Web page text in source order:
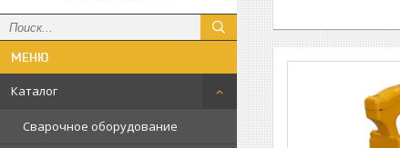
Каталог
Сварочное оборудование